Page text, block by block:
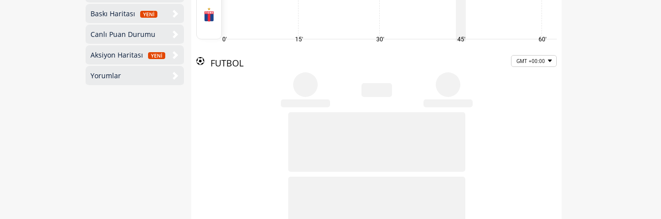
Baskı Haritası YENİ
Canlı Puan Durumu
Aksiyon Haritası YENİ
Yorumlar
0' 15' 30' 45' 60'
FUTBOL GMT +00:00